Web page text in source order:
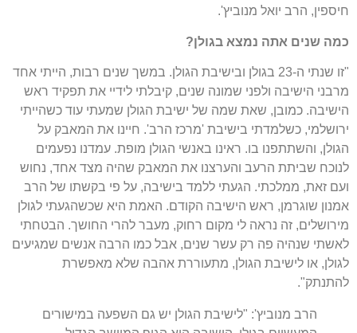
חיספין, הרב יואל מנוביץ'.
כמה שנים אתה נמצא בגולן?
"זו שנתי ה-23 בגולן ובישיבת הגולן. במשך שנים רבות, הייתי אחד
מרבני הישיבה ולפני שמונה שנים, קיבלתי לידיי את תפקיד ראש
הישיבה. כמובן, שאת שמה של ישיבת הגולן שמעתי עוד כשהייתי
ירושלמי, כשלמדתי בישיבת 'מרכז הרב'. חיינו את המאבק על
הגולן, והשתתפנו בו. ראינו באנשי הגולן מופת. עמדנו נפעמים
לנוכח שביתת הרעב והערצנו את המאבק שהיה מצד אחד, נחוש
ועם זאת, ממלכתי. הגעתי ללמד בישיבה, על פי בקשתו של הרב
אמנון שוגרמן, ראש הישיבה הקודם. האמת היא שכשהגעתי לגולן
מירושלים, זה נראה לי מקום רחוק, מעבר להרי החושך. הבטחתי
לאשתי שנהיה פה רק עשר שנים, אבל כמו הרבה אנשים שמגיעים
לגולן, או לישיבת הגולן, מתעוררת אהבה שלא מאפשרת
להתנתק".
הרב מנוביץ': "לישיבת הגולן יש גם השפעה במישורים